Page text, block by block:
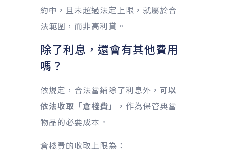
約中，且未超過法定上限，就屬於合
法範圍，而非高利貸。
除了利息，還會有其他費用
嗎？
依規定，合法當鋪除了利息外， 可以
依法收取「倉棧費」
，作為保管典當
物品的必要成本。
倉棧費的收取上限為：